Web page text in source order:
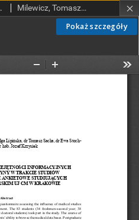
Pokaż szczegóły
Lekarskim UJ CM w Krakowie Milewicz, Tomasz; Latała, Barbara; Lipińska, Iga; Sacha, Tomasz; Stochmal, Ewa; Pach, Dorota; Galicka-Latała, Danuta; Krzysiek, Józef